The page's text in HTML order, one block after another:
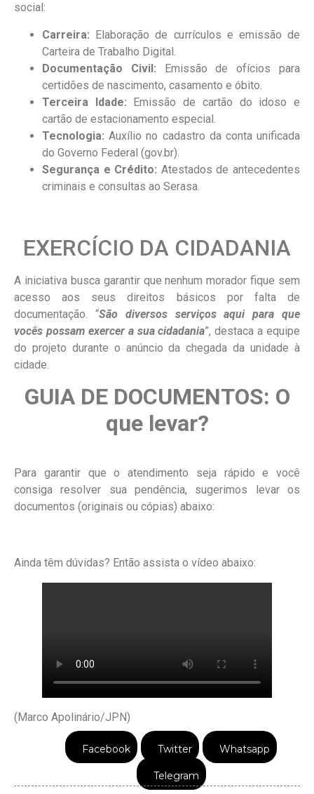
social:
Carreira: Elaboração de currículos e emissão de
Carteira de Trabalho Digital.
Documentação Civil: Emissão de ofícios para
certidões de nascimento, casamento e óbito.
Terceira Idade: Emissão de cartão do idoso e
cartão de estacionamento especial.
Tecnologia: Auxílio no cadastro da conta unificada
do Governo Federal (gov.br).
Segurança e Crédito: Atestados de antecedentes
criminais e consultas ao Serasa.
EXERCÍCIO DA CIDADANIA
A iniciativa busca garantir que nenhum morador fique sem
acesso aos seus direitos básicos por falta de
documentação. “São diversos serviços aqui para que
vocês possam exercer a sua cidadania”, destaca a equipe
do projeto durante o anúncio da chegada da unidade à
cidade.
GUIA DE DOCUMENTOS: O
que levar?
Para garantir que o atendimento seja rápido e você
consiga resolver sua pendência, sugerimos levar os
documentos (originais ou cópias) abaixo:
Ainda têm dúvidas? Então assista o vídeo abaixo:
(Marco Apolinário/JPN)
Facebook Twitter Whatsapp
Telegram